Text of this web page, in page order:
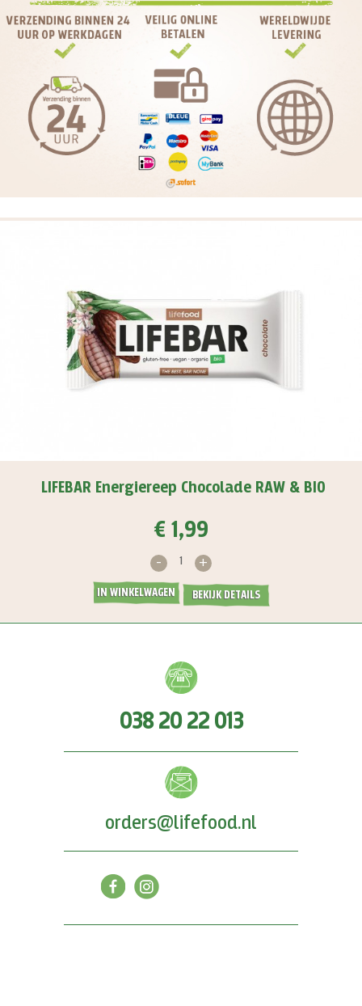
LIFEBAR Energiereep Chocolade RAW & BIO
€ 1,99
- +
IN WINKELWAGEN BEKIJK DETAILS
038 20 22 013
orders@lifefood.nl